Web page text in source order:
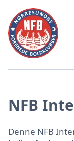
NFB
Denne NFB